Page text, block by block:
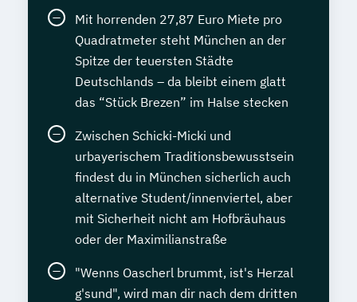
Mit horrenden 27,87 Euro Miete pro
Quadratmeter steht München an der
Spitze der teuersten Städte
Deutschlands – da bleibt einem glatt
das “Stück Brezen” im Halse stecken
Zwischen Schicki-Micki und
urbayerischem Traditionsbewusstsein
findest du in München sicherlich auch
alternative Student/innenviertel, aber
mit Sicherheit nicht am Hofbräuhaus
oder der Maximilianstraße
"Wenns Oascherl brummt, ist's Herzal
g'sund", wird man dir nach dem dritten